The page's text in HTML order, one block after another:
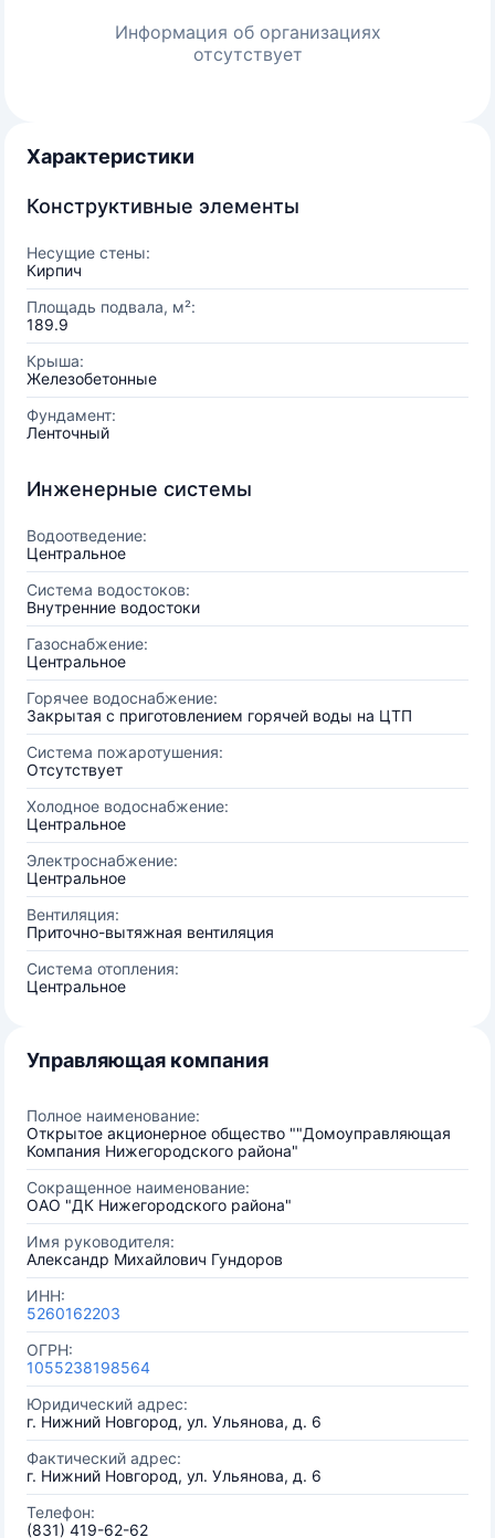
Информация об организациях
отсутствует
Характеристики
Конструктивные элементы
Несущие стены:
Кирпич
Площадь подвала, м²:
189.9
Крыша:
Железобетонные
Фундамент:
Ленточный
Инженерные системы
Водоотведение:
Центральное
Система водостоков:
Внутренние водостоки
Газоснабжение:
Центральное
Горячее водоснабжение:
Закрытая с приготовлением горячей воды на ЦТП
Система пожаротушения:
Отсутствует
Холодное водоснабжение:
Центральное
Электроснабжение:
Центральное
Вентиляция:
Приточно-вытяжная вентиляция
Система отопления:
Центральное
Управляющая компания
Полное наименование:
Открытое акционерное общество ""Домоуправляющая
Компания Нижегородского района"
Сокращенное наименование:
ОАО "ДК Нижегородского района"
Имя руководителя:
Александр Михайлович Гундоров
ИНН:
5260162203
ОГРН:
1055238198564
Юридический адрес:
г. Нижний Новгород, ул. Ульянова, д. 6
Фактический адрес:
г. Нижний Новгород, ул. Ульянова, д. 6
Телефон:
(831) 419-62-62